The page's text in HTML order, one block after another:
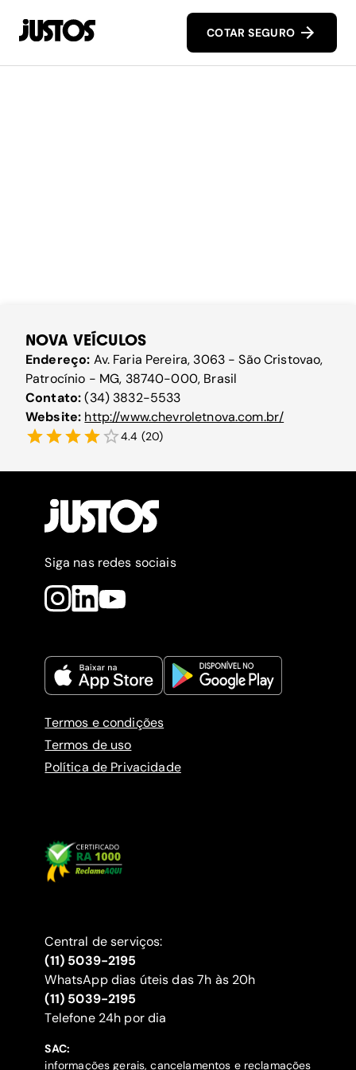
COTAR SEGURO
NOVA VEÍCULOS
Endereço: Av. Faria Pereira, 3063 - São Cristovao,
Patrocínio - MG, 38740-000, Brasil
Contato:(34) 3832-5533
Website: http://www.chevroletnova.com.br/
4.4 (20)
Siga nas redes sociais
Termos e condições
Termos de uso
Política de Privacidade
Central de serviços:
(11) 5039-2195
WhatsApp dias úteis das 7h às 20h
(11) 5039-2195
‍Telefone 24h por dia
SAC:
informações gerais, cancelamentos e reclamações